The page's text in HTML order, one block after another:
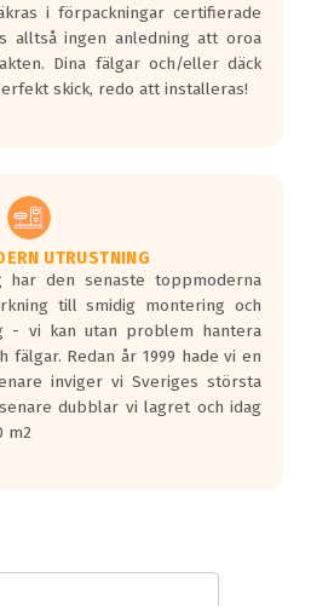
i förpackningar certifierade
alltså ingen anledning att oroa
Dina fälgar och/eller däck
skick, redo att installeras!
UTRUSTNING
har den senaste toppmoderna
till smidig montering och
- vi kan utan problem hantera
fälgar. Redan år 1999 hade vi en
inviger vi Sveriges största
dubblar vi lagret och idag
m2